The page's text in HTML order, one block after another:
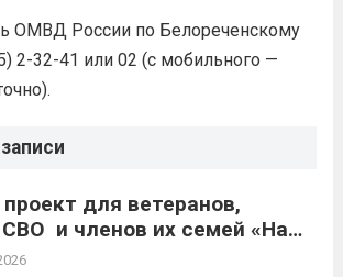
ОМВД России по Белореченскому
2-32-41 или 02 (с мобильного —
для ветеранов,
«Наше